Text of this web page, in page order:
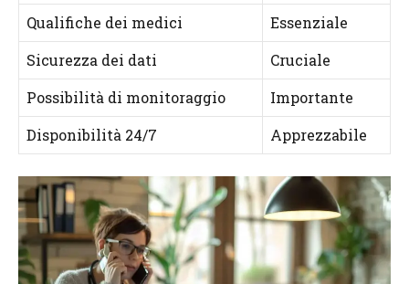
Qualifiche dei medici
Essenziale
Sicurezza dei dati
Cruciale
Possibilità di monitoraggio
Importante
Disponibilità 24/7
Apprezzabile